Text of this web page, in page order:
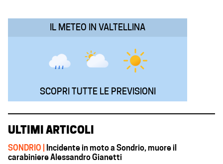
IL METEO IN VALTELLINA
SCOPRI TUTTE LE PREVISIONI
ULTIMI ARTICOLI
SONDRIO |
Incidente in moto a Sondrio, muore il
carabiniere Alessandro Gianetti